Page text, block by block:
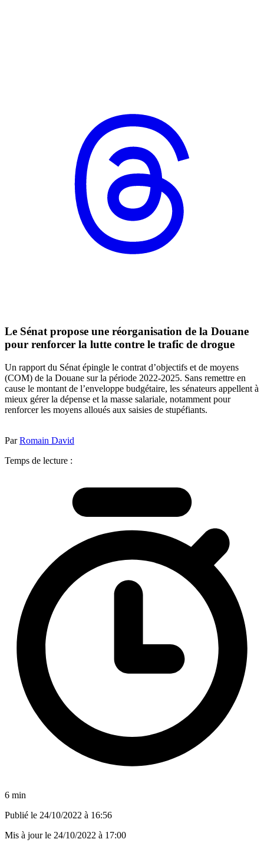
Le Sénat propose une réorganisation de la Douane
pour renforcer la lutte contre le trafic de drogue
Un rapport du Sénat épingle le contrat d’objectifs et de moyens
(COM) de la Douane sur la période 2022-2025. Sans remettre en
cause le montant de l’enveloppe budgétaire, les sénateurs appellent à
mieux gérer la dépense et la masse salariale, notamment pour
renforcer les moyens alloués aux saisies de stupéfiants.
ParRomain David
Temps de lecture :
6 min
Publié le 24/10/2022 à 16:56
Mis à jour le 24/10/2022 à 17:00